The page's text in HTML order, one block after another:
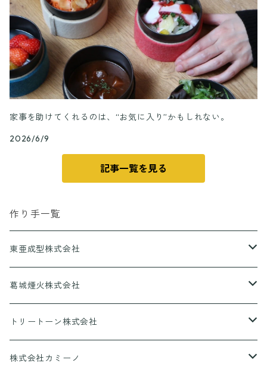
家事を助けてくれるのは、“お気に入り”かもしれない。
2026/6/9
記事一覧を見る
作り手一覧
東亜成型株式会社
グリルQ
葛城煙火株式会社
CANPING HANABI
トリートーン株式会社
香りとあそぼ♪
株式会社カミーノ